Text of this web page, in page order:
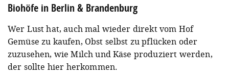
Biohöfe in Berlin & Brandenburg
Wer Lust hat, auch mal wieder direkt vom Hof
Gemüse zu kaufen, Obst selbst zu pflücken oder
zuzusehen, wie Milch und Käse produziert werden,
der sollte hier herkommen.